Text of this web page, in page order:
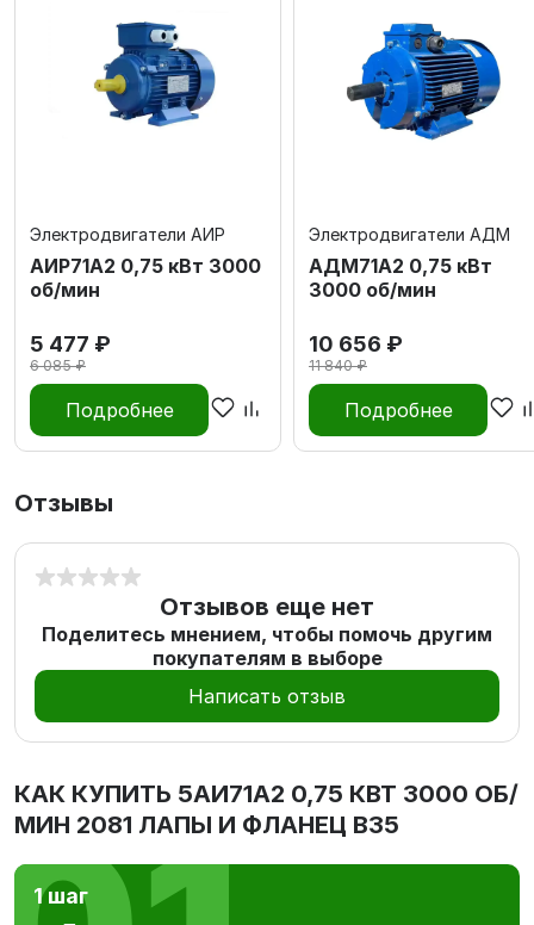
Электродвигатели АИР
АИР71А2 0,75 кВт 3000
об/мин
5 477 ₽
6 085 ₽
Подробнее
Электродвигатели АДМ
АДМ71А2 0,75 кВт
3000 об/мин
10 656 ₽
11 840 ₽
Подробнее
Отзывы
Отзывов еще нет
Поделитесь мнением, чтобы помочь другим
покупателям в выборе
Написать отзыв
КАК КУПИТЬ 5АИ71А2 0,75 КВТ 3000 ОБ/
МИН 2081 ЛАПЫ И ФЛАНЕЦ В35
1 шаг